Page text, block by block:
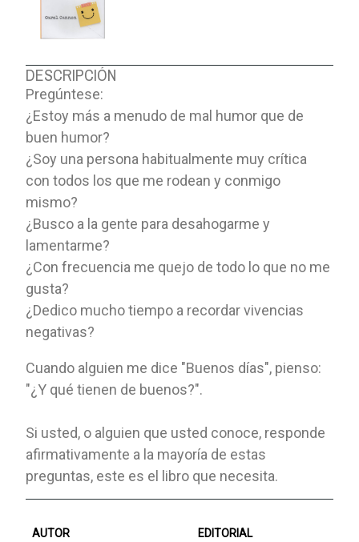
DESCRIPCIÓN
Pregúntese:
¿Estoy más a menudo de mal humor que de
buen humor?
¿Soy una persona habitualmente muy crítica
con todos los que me rodean y conmigo
mismo?
¿Busco a la gente para desahogarme y
lamentarme?
¿Con frecuencia me quejo de todo lo que no me
gusta?
¿Dedico mucho tiempo a recordar vivencias
negativas?
Cuando alguien me dice "Buenos días", pienso:
"¿Y qué tienen de buenos?".
Si usted, o alguien que usted conoce, responde
afirmativamente a la mayoría de estas
preguntas, este es el libro que necesita.
AUTOR EDITORIAL